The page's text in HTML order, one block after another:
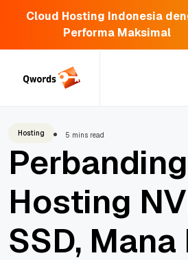
Cloud Hosting Indonesia
Performa Maksimal
Hosting 5 mins read
Hosting
SSD, Mana